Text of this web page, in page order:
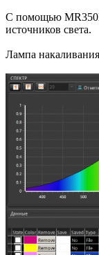
C помощью
источников света.
Лампа